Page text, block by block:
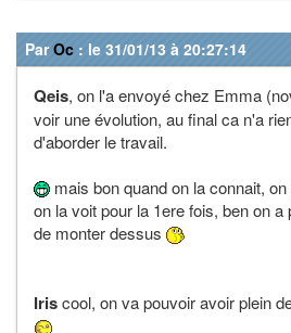
ParOc : le 31/01/13 à 20:27:14
Qeis, on l'a envoyé chez Emma
voir une évolution, au final ca n'a
d'aborder le travail.
mais bon quand on la connait,
on la voit pour la 1ere fois, ben on
de monter dessus
Iriscool, on va pouvoir avoir plein